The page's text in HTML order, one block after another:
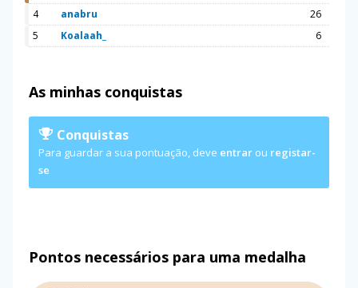
4
anabru
26
5
Koalaah_ 6
As minhas conquistas
Conquistas
Para guardar a sua pontuação, deve entrar ou registar-
se
Pontos necessários para uma medalha